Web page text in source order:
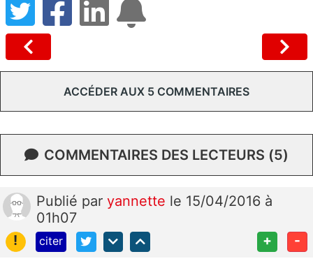
ACCÉDER AUX 5 COMMENTAIRES
COMMENTAIRES DES LECTEURS (5)
Publié par yannette le 15/04/2016 à
01h07
!
citer + -